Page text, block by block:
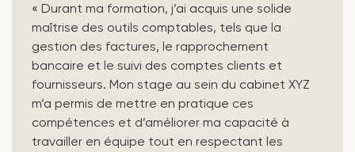
« Durant ma formation, j’ai acquis une solide
maîtrise des outils comptables, tels que la
gestion des factures, le rapprochement
bancaire et le suivi des comptes clients et
fournisseurs. Mon stage au sein du cabinet XYZ
m’a permis de mettre en pratique ces
compétences et d’améliorer ma capacité à
travailler en équipe tout en respectant les